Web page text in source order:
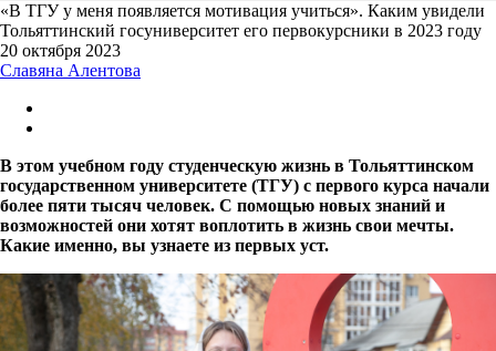
«В ТГУ у меня появляется мотивация учиться». Каким увидели
Тольяттинский госуниверситет его первокурсники в 2023 году
20 октября 2023
Славяна Алентова
В этом учебном году студенческую жизнь в Тольяттинском
государственном университете (ТГУ) с первого курса начали
более пяти тысяч человек. С помощью новых знаний и
возможностей они хотят воплотить в жизнь свои мечты.
Какие именно, вы узнаете из первых уст.